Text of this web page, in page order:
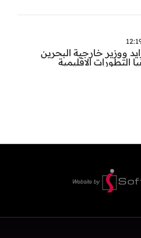
ووزير خارجية البحرين
التطورات الاقليمية